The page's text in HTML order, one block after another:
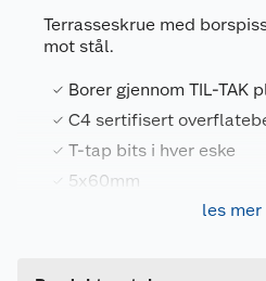
Terrasseskrue med
mot stål.
Borer gjennom TIL-TAK
C4 sertifisert
T-tap bits i hver eske
5x60mm
les mer
Generelt
Artikkelnummer
Leverandørens